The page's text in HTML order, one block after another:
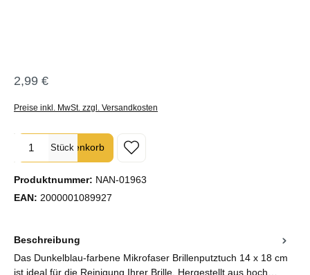
Regulärer Preis:
2,99 €
Preise inkl. MwSt. zzgl. Versandkosten
Produkt Anzahl: Gib den gewünschten Wert ein oder benutze die
Stück
In den Warenkorb
Produktnummer: NAN-01963
EAN: 2000001089927
Beschreibung
Das Dunkelblau-farbene Mikrofaser Brillenputztuch 14 x 18 cm
ist ideal für die Reinigung Ihrer Brille. Hergestellt aus hoch…